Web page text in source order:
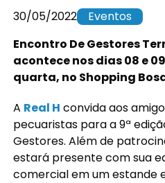
30/05/2022
Eventos
Encontro De Gestores
acontece nos dias 08 e
quarta, no Shopping
A Real H convida aos
pecuaristas para a 9ª
Gestores. Além de
estará presente com sua
comercial em um estande